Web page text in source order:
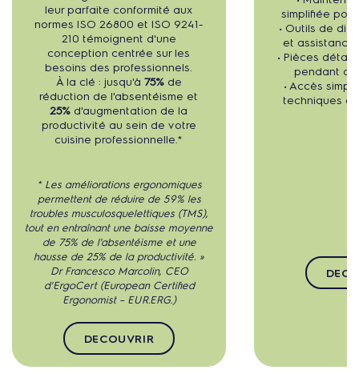
leur parfaite conformité aux
normes ISO 26800 et ISO 9241-
210 témoignent d'une
conception centrée sur les
besoins des professionnels.
À la clé : jusqu'à 75%de
réduction de l'absentéisme et
25% d'augmentation de la
productivité au sein de votre
cuisine professionnelle.*
* Les améliorations ergonomiques
permettent de réduire de 59% les
troubles musculosquelettiques (TMS),
tout en entraînant une baisse moyenne
de 75% de l'absentéisme et une
hausse de 25% de la productivité. »
Dr Francesco Marcolin, CEO
d'ErgoCert (European Certified
Ergonomist – EUR.ERG.)
DECOUVRIR
simplifiée
• Outils de
et
• Pièces
pendant au
• Accès
techniques